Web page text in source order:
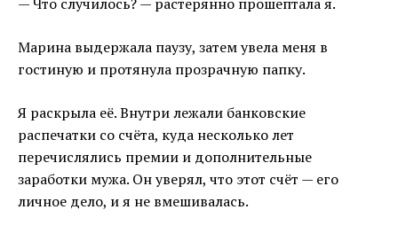
Марина выдержала паузу, затем увела меня в
гостиную и протянула прозрачную папку.
Я раскрыла её. Внутри лежали банковские
распечатки со счёта, куда несколько лет
перечислялись премии и дополнительные
заработки мужа. Он уверял, что этот счёт — его
личное дело, и я не вмешивалась.